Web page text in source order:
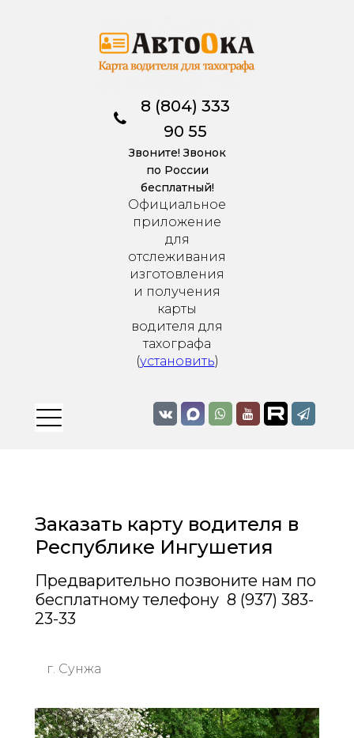
Официальное
приложение
для
отслеживания
изготовления
и получения
карты
водителя для
тахографа
(установить)
8 (804) 333
90 55
Звоните! Звонок
по России
бесплатный!
Заказать карту водителя в
Республике Ингушетия
Предварительно позвоните нам по
бесплатному телефону 8 (937) 383-
23-33
г. Сунжа